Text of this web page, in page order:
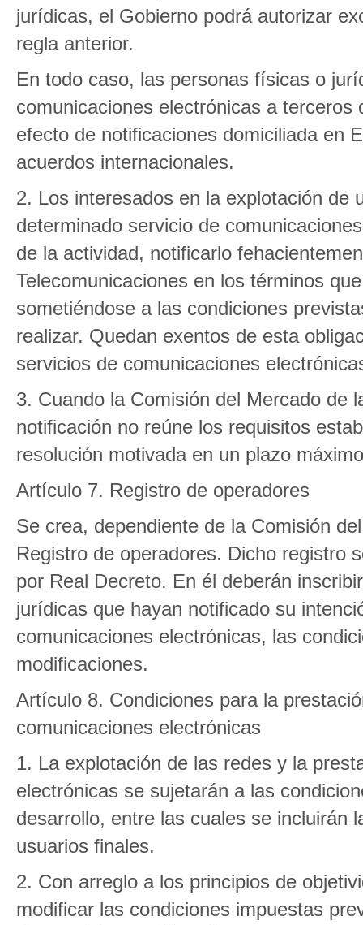
jurídicas, el Gobierno podrá autorizar
regla anterior.
En todo caso, las personas físicas o
comunicaciones electrónicas a
efecto de notificaciones domiciliada en
acuerdos internacionales.
2. Los interesados en la explotación de
determinado servicio de
de la actividad, notificarlo
Telecomunicaciones en los términos
sometiéndose a las condiciones
realizar. Quedan exentos de esta
servicios de comunicaciones
3. Cuando la Comisión del Mercado de
notificación no reúne los requisitos
resolución motivada en un plazo
Artículo 7. Registro de operadores
Se crea, dependiente de la Comisión
Registro de operadores. Dicho registro
por Real Decreto. En él deberán
jurídicas que hayan notificado su
comunicaciones electrónicas, las
modificaciones.
Artículo 8. Condiciones para la
comunicaciones electrónicas
1. La explotación de las redes y la
electrónicas se sujetarán a las
desarrollo, entre las cuales se incluirán
usuarios finales.
2. Con arreglo a los principios de
modificar las condiciones impuestas